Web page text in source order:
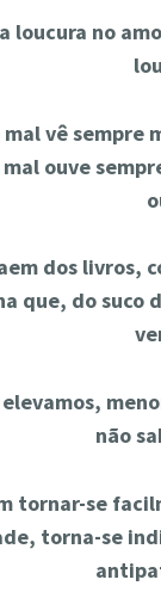
loucura no
vê sempre
ouve
dos livros,
que, do
não
tornar-se
torna-se